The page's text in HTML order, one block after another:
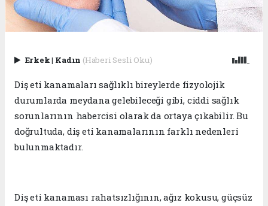
Erkek| Kadın (Haberi Sesli Oku)
Diş eti kanamaları sağlıklı bireylerde fizyolojik
durumlarda meydana gelebileceği gibi, ciddi sağlık
sorunlarının habercisi olarak da ortaya çıkabilir. Bu
doğrultuda, diş eti kanamalarının farklı nedenleri
bulunmaktadır.
Diş eti kanaması rahatsızlığının, ağız kokusu, güçsüz